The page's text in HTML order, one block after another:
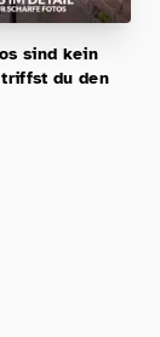
sind kein
du den